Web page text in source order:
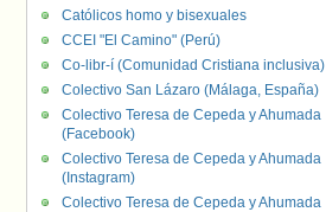
Católicos homo y bisexuales
CCEI "El Camino" (Perú)
Co-libr-í (Comunidad Cristiana inclusiva)
Colectivo San Lázaro (Málaga, España)
Colectivo Teresa de Cepeda y Ahumada
(Facebook)
Colectivo Teresa de Cepeda y Ahumada
(Instagram)
Colectivo Teresa de Cepeda y Ahumada